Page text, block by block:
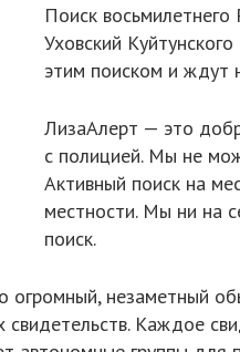
Поиск
Уховский
этим поиском и ждут
ЛизаАлерт — это
с полицией. Мы не
Активный поиск на
местности. Мы ни на
поиск.
незаметный
Каждое